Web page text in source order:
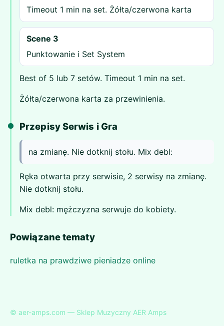
Timeout 1 min na set. Żółta/czerwona karta
Scene 3
Punktowanie i Set System
Best of 5 lub 7 setów. Timeout 1 min na set.
Żółta/czerwona karta za przewinienia.
Przepisy Serwis i Gra
na zmianę. Nie dotknij stołu. Mix debl:
Ręka otwarta przy serwisie, 2 serwisy na zmianę.
Nie dotknij stołu.
Mix debl: mężczyzna serwuje do kobiety.
Powiązane tematy
ruletka na prawdziwe pieniadze online
© aer-amps.com — Sklep Muzyczny AER Amps